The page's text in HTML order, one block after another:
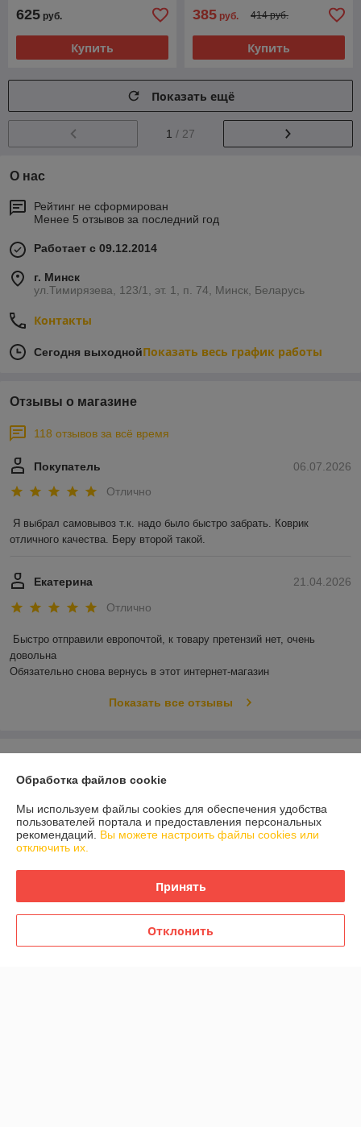
625 руб.
Купить
385 руб. 414 руб.
Купить
Показать ещё
1 / 27
О нас
Рейтинг не сформирован
Менее 5 отзывов за последний год
Работает с 09.12.2014
г. Минск
ул.Тимирязева, 123/1, эт. 1, п. 74, Минск, Беларусь
Контакты
Сегодня выходнойПоказать весь график работы
Отзывы о магазине
118 отзывов за всё время
06.07.2026
Покупатель
Отлично
Я выбрал самовывоз т.к. надо было быстро забрать. Коврик
отличного качества. Беру второй такой.
21.04.2026
Екатерина
Отлично
Быстро отправили европочтой, к товару претензий нет, очень
довольна
Обязательно снова вернусь в этот интернет-магазин
Показать все отзывы
О нас
Доставка и оплата
График работы
Политика обработки cookies
Обработка файлов cookie
Мы используем файлы cookies для обеспечения удобства
пользователей портала и предоставления персональных
рекомендаций. Вы можете настроить файлы cookies или
отключить их.
Принять
Отклонить